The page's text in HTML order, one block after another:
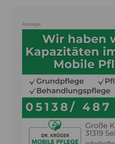
Anzeige